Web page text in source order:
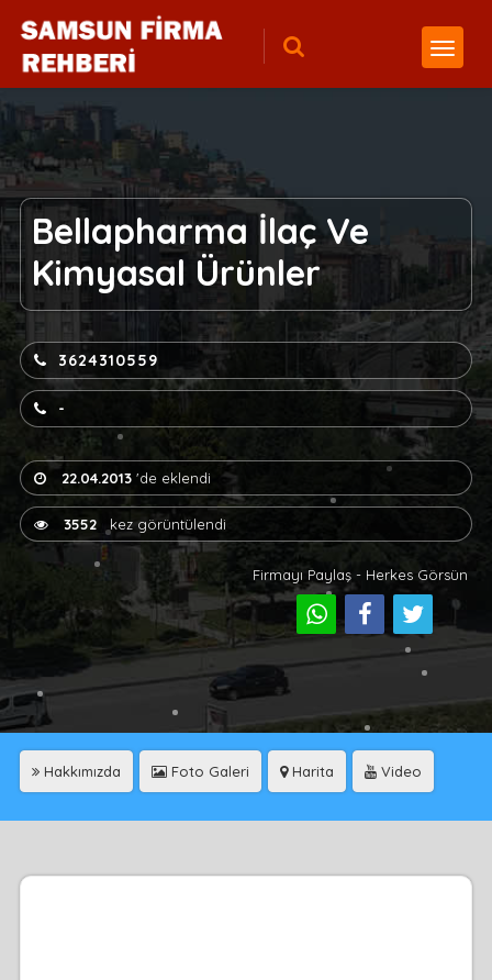
Bellapharma İlaç Ve
Kimyasal Ürünler
3624310559
-
22.04.2013'de eklendi
3552kez görüntülendi
Firmayı Paylaş - Herkes Görsün
Hakkımızda Foto Galeri Harita Video